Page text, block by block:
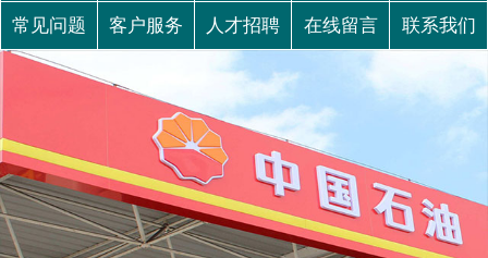
常见问题 客户服务 人才招聘 在线留言 联系我们